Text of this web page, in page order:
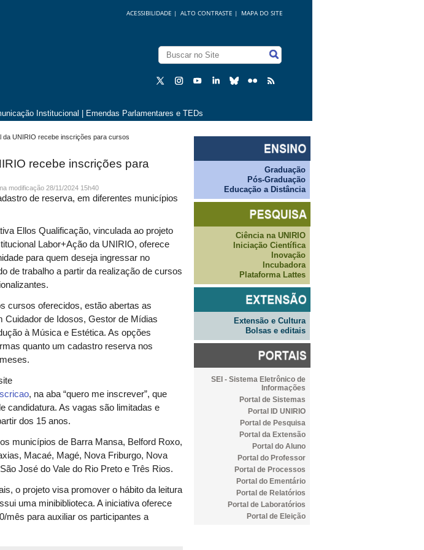
MAPA DO SITE
ALTO CONTRASTE |
ACESSIBILIDADE |
Institucional Emendas Parlamentares e TEDs
da UNIRIO recebe inscrições para cursos
recebe inscrições para
modificação 28/11/2024 15h40
de reserva, em diferentes municípios
Ellos Qualificação, vinculada ao projeto
Labor+Ação da UNIRIO, oferece
para quem deseja ingressar no
de trabalho a partir da realização de cursos
cursos oferecidos, estão abertas as
de Idosos, Gestor de Mídias
à Música e Estética. As opções
quanto um cadastro reserva nos
, na aba “quero me inscrever”, que
candidatura. As vagas são limitadas e
dos 15 anos.
municípios de Barra Mansa, Belford Roxo,
Macaé, Magé, Nova Friburgo, Nova
José do Vale do Rio Preto e Três Rios.
o projeto visa promover o hábito da leitura
uma minibiblioteca. A iniciativa oferece
mês para auxiliar os participantes a
Graduação
Pós-Graduação
Educação a Distância
Ciência na UNIRIO
Iniciação Científica
Inovação
Incubadora
Plataforma Lattes
Extensão e Cultura
Bolsas e editais
SEI - Sistema Eletrônico de
Informações
Portal de Sistemas
Portal ID UNIRIO
Portal de Pesquisa
Portal da Extensão
Portal do Aluno
Portal do Professor
Portal de Processos
Portal do Ementário
Portal de Relatórios
Portal de Laboratórios
Portal de Eleição